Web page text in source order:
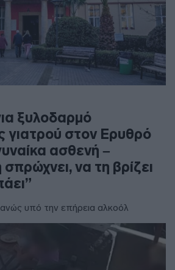
ξυλοδαρμό
γιατρού στον Ερυθρό
ασθενή –
να τη βρίζει
υπό την επήρεια αλκοόλ